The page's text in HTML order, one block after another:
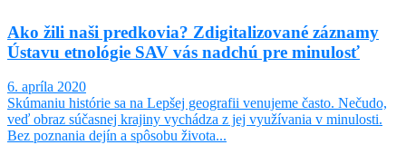
Ako žili naši predkovia? Zdigitalizované záznamy
Ústavu etnológie SAV vás nadchú pre minulosť
6. apríla 2020
Skúmaniu histórie sa na Lepšej geografii venujeme často. Nečudo,
veď obraz súčasnej krajiny vychádza z jej využívania v minulosti.
Bez poznania dejín a spôsobu života...